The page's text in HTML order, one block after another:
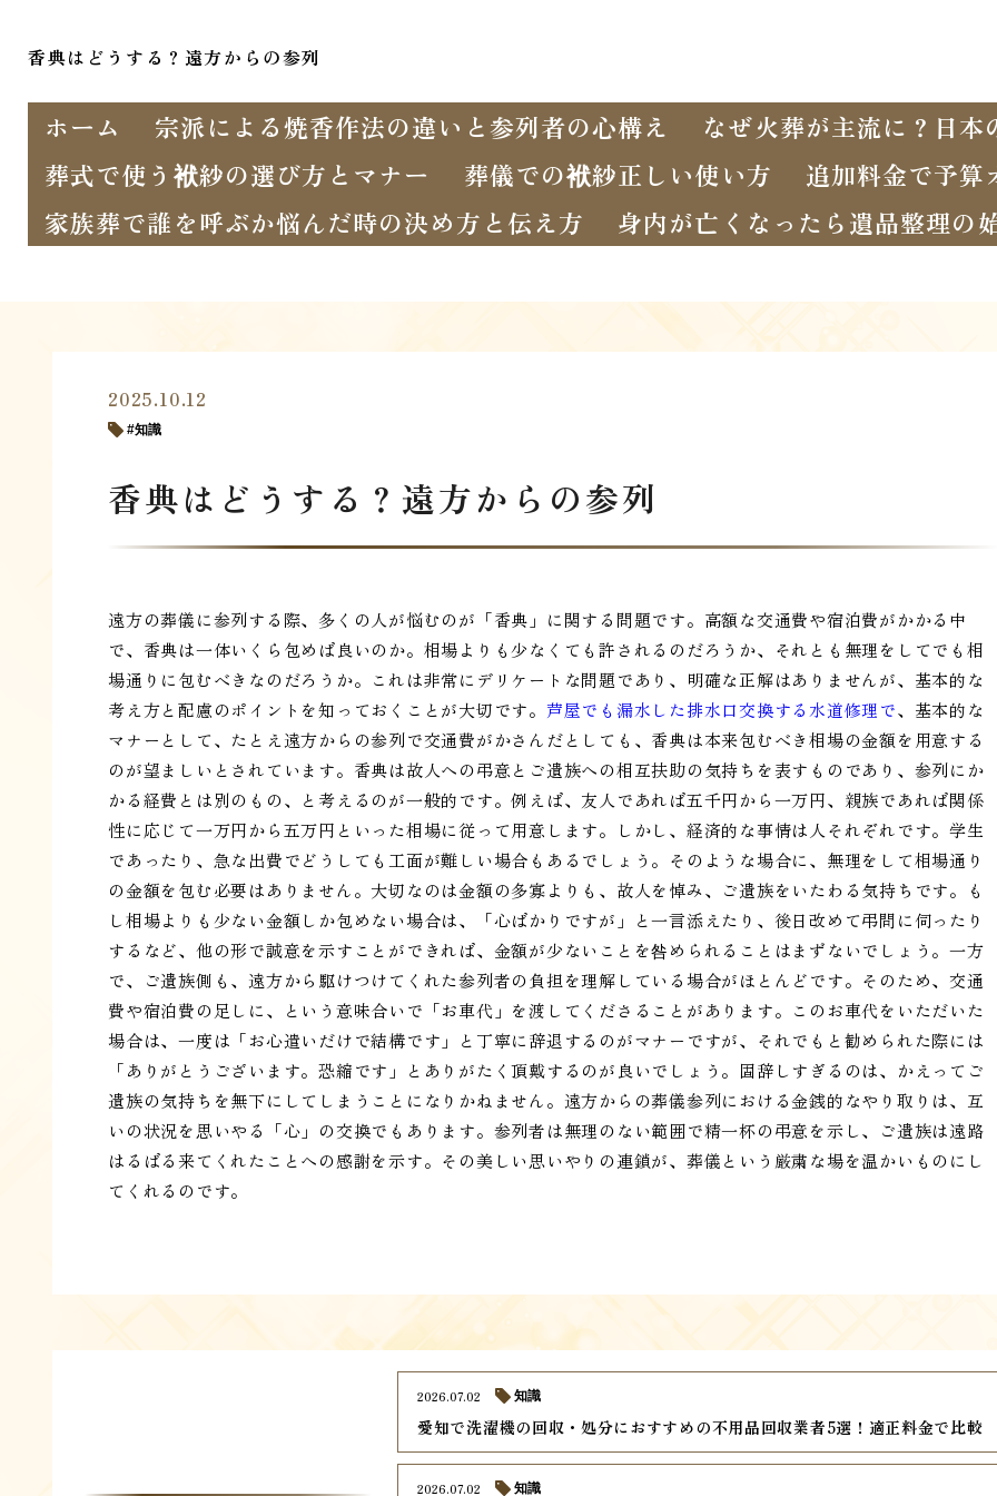
香典はどうする？遠方からの参列
ホーム 宗派による焼香作法の違いと参列者の心構え
なぜ火葬が主流に？日
葬式で使う袱紗の選び方とマナー
葬儀での袱紗正しい使い方
追加料金で予算
家族葬で誰を呼ぶか悩んだ時の決め方と伝え方
身内が亡くなったら遺品整理の
2025.10.12
知識
香典はどうする？遠方からの参列
遠方の葬儀に参列する際、多くの人が悩むのが「香典」に関する問題です。高額な交通費や宿泊費がかかる中
で、香典は一体いくら包めば良いのか。相場よりも少なくても許されるのだろうか、それとも無理をしてでも相
場通りに包むべきなのだろうか。これは非常にデリケートな問題であり、明確な正解はありませんが、基本的な
考え方と配慮のポイントを知っておくことが大切です。 芦屋でも漏水した排水口交換する水道修理で、基本的な
マナーとして、たとえ遠方からの参列で交通費がかさんだとしても、香典は本来包むべき相場の金額を用意する
のが望ましいとされています。香典は故人への弔意とご遺族への相互扶助の気持ちを表すものであり、参列にか
かる経費とは別のもの、と考えるのが一般的です。例えば、友人であれば五千円から一万円、親族であれば関係
性に応じて一万円から五万円といった相場に従って用意します。しかし、経済的な事情は人それぞれです。学生
であったり、急な出費でどうしても工面が難しい場合もあるでしょう。そのような場合に、無理をして相場通り
の金額を包む必要はありません。大切なのは金額の多寡よりも、故人を悼み、ご遺族をいたわる気持ちです。も
し相場よりも少ない金額しか包めない場合は、「心ばかりですが」と一言添えたり、後日改めて弔問に伺ったり
するなど、他の形で誠意を示すことができれば、金額が少ないことを咎められることはまずないでしょう。一方
で、ご遺族側も、遠方から駆けつけてくれた参列者の負担を理解している場合がほとんどです。そのため、交通
費や宿泊費の足しに、という意味合いで「お車代」を渡してくださることがあります。このお車代をいただいた
場合は、一度は「お心遣いだけで結構です」と丁寧に辞退するのがマナーですが、それでもと勧められた際には
「ありがとうございます。恐縮です」とありがたく頂戴するのが良いでしょう。固辞しすぎるのは、かえってご
遺族の気持ちを無下にしてしまうことになりかねません。遠方からの葬儀参列における金銭的なやり取りは、互
いの状況を思いやる「心」の交換でもあります。参列者は無理のない範囲で精一杯の弔意を示し、ご遺族は遠路
はるばる来てくれたことへの感謝を示す。その美しい思いやりの連鎖が、葬儀という厳粛な場を温かいものにし
てくれるのです。
愛知で洗濯機の回収・処分におすすめの不用品回収業者5選！適正料金で比較
2026.07.02 知識
2026.07.02 知識